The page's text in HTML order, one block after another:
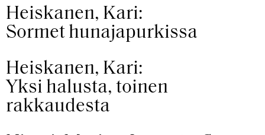
Heiskanen, Kari:
Sormet hunajapurkissa
Heiskanen, Kari:
Yksi halusta, toinen
rakkaudesta